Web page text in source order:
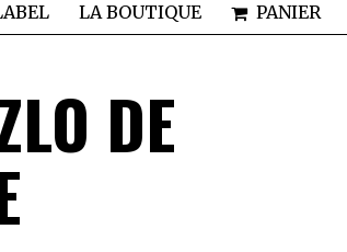
LA BOUTIQUE PANIER
DE